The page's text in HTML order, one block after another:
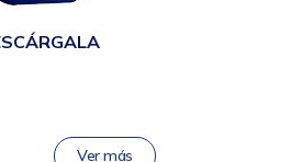
Ver más